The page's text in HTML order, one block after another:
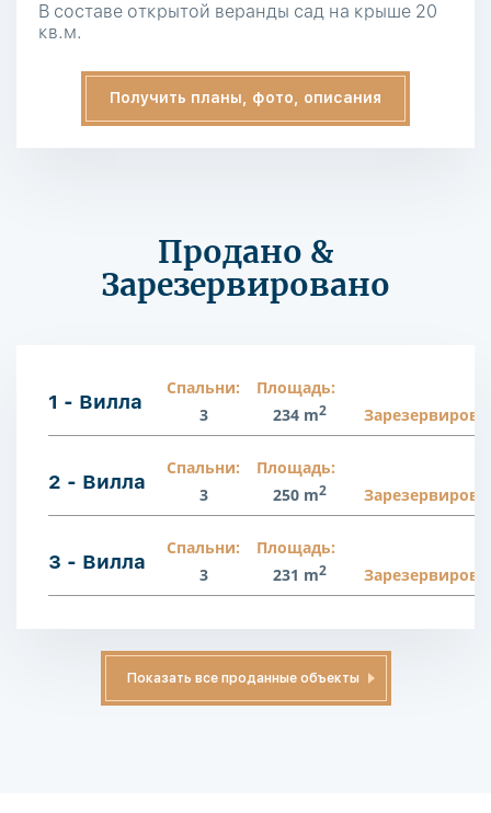
В составе открытой веранды сад на крыше 20
кв.м.
Получить планы, фото, описания
Продано &
Зарезервировано
1 - Вилла
Спальни:
3
Площадь:
234 m2
2 - Вилла
Спальни:
3
Площадь:
250 m2
3 - Вилла
Спальни:
3
Площадь:
231 m2
Показать все проданные объекты